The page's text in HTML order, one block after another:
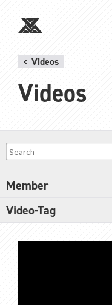
Videos
Videos
Member
Video-Tag